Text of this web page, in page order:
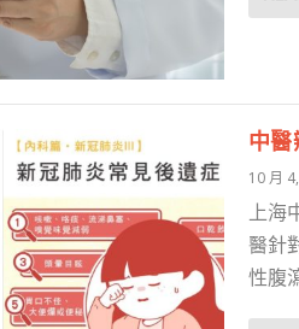
中
10 月
上海
醫針
性腹